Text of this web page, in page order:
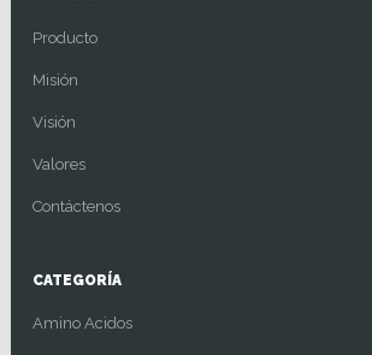
Producto
Misión
Visión
Valores
Contáctenos
CATEGORÍA
Amino Acidos